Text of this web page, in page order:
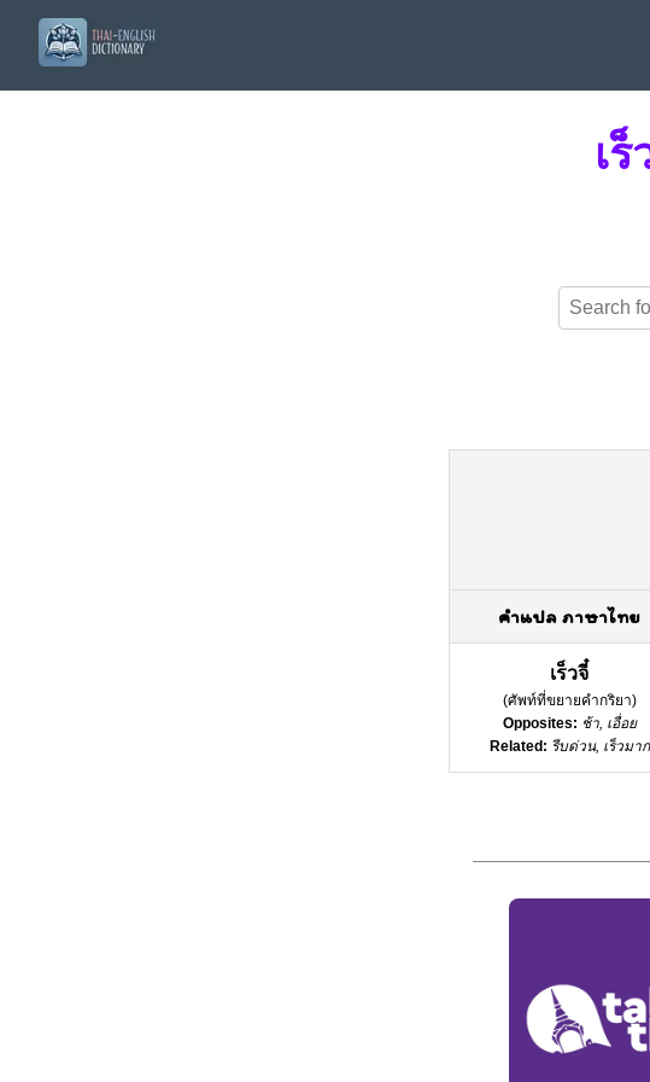
เร็
คำแปล ภาษาไทย
เร็วจี๋
(ศัพท์ที่ขยายคำกริยา)
Opposites: ช้า, เอื่อย
Related: รีบด่วน, เร็วมาก